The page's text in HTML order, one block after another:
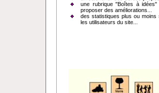
une rubrique "Boîtes à idées"
proposer des améliorations...
des statistiques plus ou moins
les utilisateurs du site...